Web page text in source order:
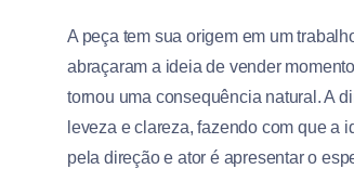
A peça tem sua origem em um
abraçaram a ideia de vender
tornou uma consequência natural. A
leveza e clareza, fazendo com que a
pela direção e ator é apresentar o